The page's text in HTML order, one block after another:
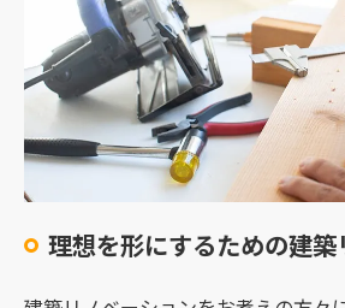
理想を形にするための建